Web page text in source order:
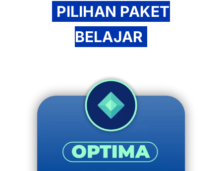
PILIHAN PAKET
BELAJAR